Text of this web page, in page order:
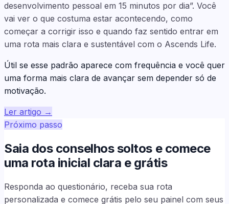
desenvolvimento pessoal em 15 minutos por dia”. Você
vai ver o que costuma estar acontecendo, como
começar a corrigir isso e quando faz sentido entrar em
uma rota mais clara e sustentável com o Ascends Life.
Útil se esse padrão aparece com frequência e você quer
uma forma mais clara de avançar sem depender só de
motivação.
Ler artigo →
Próximo passo
Saia dos conselhos soltos e comece
uma rota inicial clara e grátis
Responda ao questionário, receba sua rota
personalizada e comece grátis pelo seu painel com seus